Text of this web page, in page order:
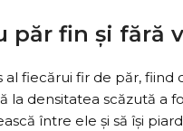
păr fin și fără
fiecărui fir de păr,
la densitatea scăzută
între ele și să își